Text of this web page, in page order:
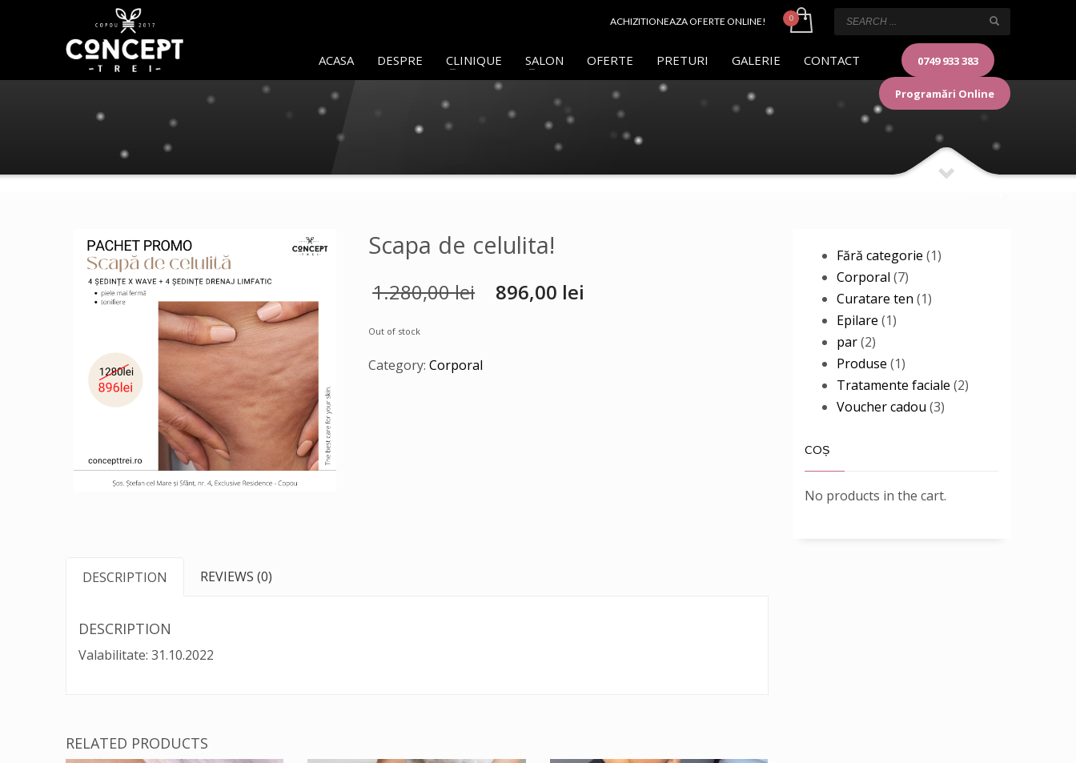
ACHIZITIONEAZA OFERTE ONLINE!
ACASA DESPRE CLINIQUE SALON OFERTE PRETURI GALERIE CONTACT 0749 933 383
Programări Online
Shop
Scapa de celulita!
1.280,00lei 896,00 lei
Out of stock
Category:Corporal
DESCRIPTION REVIEWS (0)
DESCRIPTION
Valabilitate: 31.10.2022
RELATED PRODUCTS
Fără categorie 11
Corporal 77
products
Curatare ten 11
Epilare 11
par 22
products
Produse 11
product
Tratamente faciale 22
Voucher cadou 33
COȘ
No products in the cart.